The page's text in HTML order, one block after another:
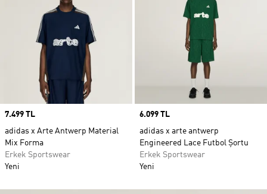
Price
7.499 TL
adidas x Arte Antwerp Material
Mix Forma
Erkek Sportswear
Yeni
Price
6.099 TL
adidas x arte antwerp
Engineered Lace Futbol Şortu
Erkek Sportswear
Yeni